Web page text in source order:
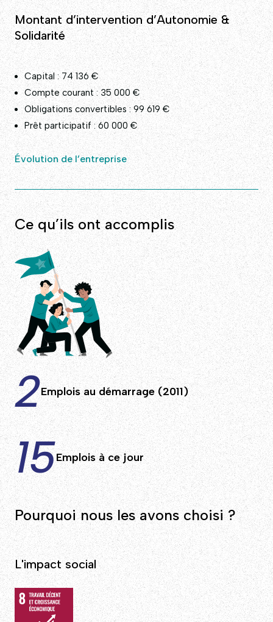
Montant d’intervention d’Autonomie &
Solidarité
Capital : 74 136 €
Compte courant : 35 000 €
Obligations convertibles : 99 619 €
Prêt participatif : 60 000 €
Évolution de l’entreprise
Ce qu’ils ont accomplis
2Emplois au démarrage (2011)
15Emplois à ce jour
Pourquoi nous les avons choisi ?
L'impact social